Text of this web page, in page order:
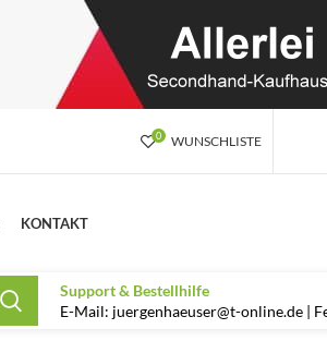
0 WUNSCHLISTE
KONTAKT
Support & Bestellhilfe
E-Mail: juergenhaeuser@t-online.de |